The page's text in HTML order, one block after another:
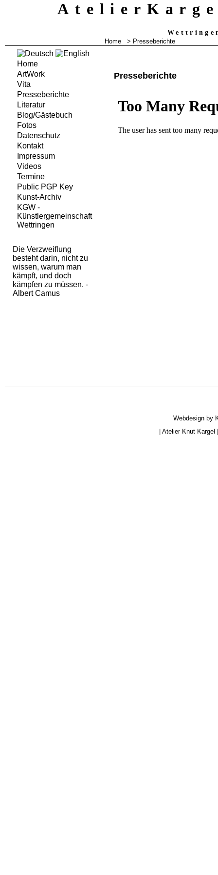
Home > Presseberichte
Presseberichte
Home
ArtWork
Vita
Presseberichte
Literatur
Blog/Gästebuch
Fotos
Datenschutz
Kontakt
Impressum
Videos
Termine
Public PGP Key
Kunst-Archiv
KGW -
Künstlergemeinschaft
Wettringen
Die Verzweiflung
besteht darin, nicht zu
wissen, warum man
kämpft, und doch
kämpfen zu müssen. -
Albert Camus
Webdesign by
|Atelier Knut Kargel